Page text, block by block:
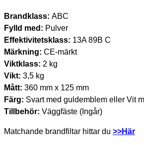
Brandklass: ABC
Fylld med: Pulver
Effektivitetsklass: 13A 89B C
Märkning: CE-märkt
Viktklass: 2 kg
Vikt: 3,5 kg
Mått: 360 mm x 125 mm
Färg: Svart med guldemblem eller Vit
Tillbehör: Väggfäste (Ingår)
Matchande brandfiltar hittar du >>Här